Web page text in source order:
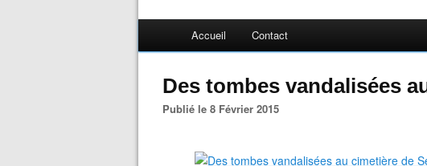
Accueil Contact
Des tombes vandalisées
Publié le 8 Février 2015